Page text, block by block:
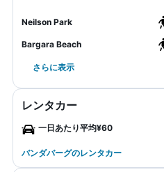
Neilson Park
Bargara Beach
さらに表示
レンタカー
一日あたり平均¥60
バンダバーグのレンタカー